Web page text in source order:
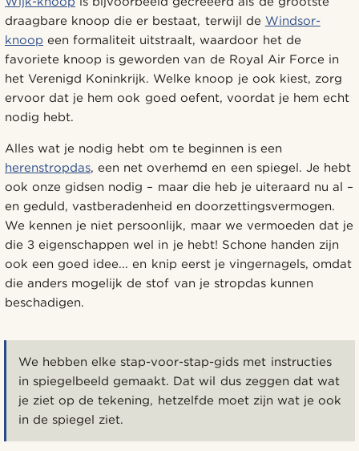
draagbare knoop die er bestaat, terwijl de Windsor-
knoop een formaliteit uitstraalt, waardoor het de
favoriete knoop is geworden van de Royal Air Force in
het Verenigd Koninkrijk. Welke knoop je ook kiest, zorg
ervoor dat je hem ook goed oefent, voordat je hem echt
nodig hebt.
Alles wat je nodig hebt om te beginnen is een
herenstropdas, een net overhemd en een spiegel. Je hebt
ook onze gidsen nodig – maar die heb je uiteraard nu al –
en geduld, vastberadenheid en doorzettingsvermogen.
We kennen je niet persoonlijk, maar we vermoeden dat je
die 3 eigenschappen wel in je hebt! Schone handen zijn
ook een goed idee... en knip eerst je vingernagels, omdat
die anders mogelijk de stof van je stropdas kunnen
beschadigen.
We hebben elke stap-voor-stap-gids met instructies
in spiegelbeeld gemaakt. Dat wil dus zeggen dat wat
je ziet op de tekening, hetzelfde moet zijn wat je ook
in de spiegel ziet.